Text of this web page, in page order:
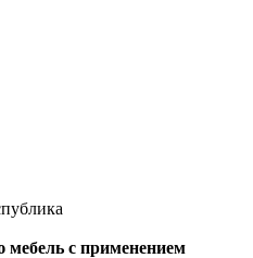
с применением